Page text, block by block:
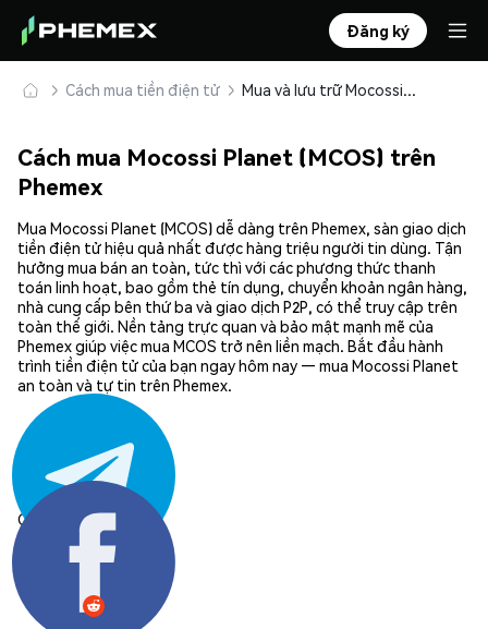
Đăng ký
Cách mua tiền điện tử Mua và lưu trữ Mocossi Planet (MCOS) an toàn
Cách mua Mocossi Planet (MCOS) trên
Phemex
Mua Mocossi Planet (MCOS) dễ dàng trên Phemex, sàn giao dịch
tiền điện tử hiệu quả nhất được hàng triệu người tin dùng. Tận
hưởng mua bán an toàn, tức thì với các phương thức thanh
toán linh hoạt, bao gồm thẻ tín dụng, chuyển khoản ngân hàng,
nhà cung cấp bên thứ ba và giao dịch P2P, có thể truy cập trên
toàn thế giới. Nền tảng trực quan và bảo mật mạnh mẽ của
Phemex giúp việc mua MCOS trở nên liền mạch. Bắt đầu hành
trình tiền điện tử của bạn ngay hôm nay — mua Mocossi Planet
an toàn và tự tin trên Phemex.
Chia sẻ: